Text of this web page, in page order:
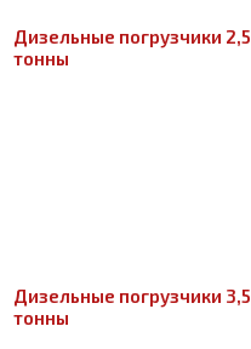
Дизельные погрузчики 2,5
тонны
Дизельные погрузчики 3,5
тонны